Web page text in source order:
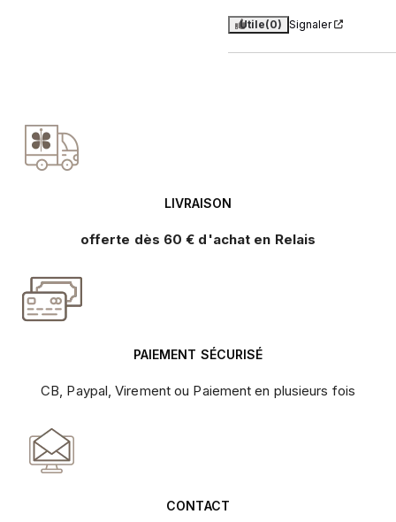
Utile(0) Signaler
LIVRAISON
offerte dès 60 € d'achat en Relais
PAIEMENT SÉCURISÉ
CB, Paypal, Virement ou Paiement en plusieurs fois
CONTACT